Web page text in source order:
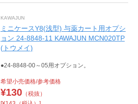
KAWAJUN
ミニケースY8(浅型) 与薬カート用オプシ
ョン 24-8848-11 KAWAJUN MCN020TP
(トウメイ)
●24-8848-00～05用オプション。
希望小売価格/参考価格
¥130（税抜）